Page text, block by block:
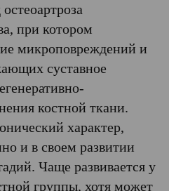
при котором
микроповреждений и
суставное
костной ткани.
характер,
и в своем развитии
Чаще развивается у
группы, хотя может